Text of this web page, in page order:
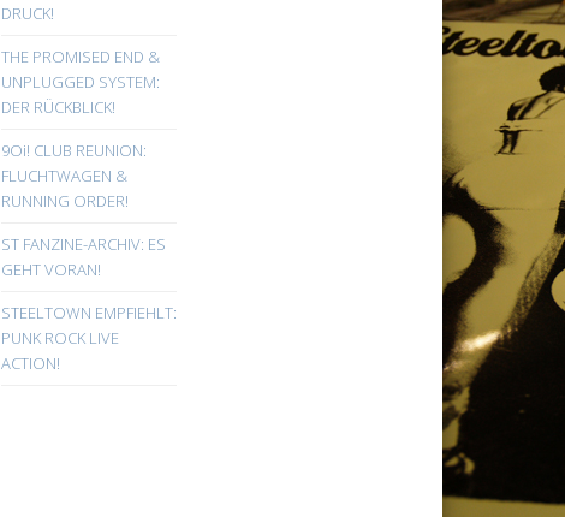
DRUCK!
THE PROMISED END &
UNPLUGGED SYSTEM:
DER RÜCKBLICK!
9Oi! CLUB REUNION:
FLUCHTWAGEN &
RUNNING ORDER!
ST FANZINE-ARCHIV: ES
GEHT VORAN!
STEELTOWN EMPFIEHLT:
PUNK ROCK LIVE
ACTION!